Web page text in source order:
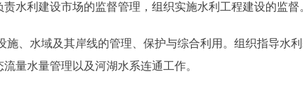
水利建设市场的监督管理，组织实施水利工程建设的监
、水域及其岸线的管理、保护与综合利用。组织指导水
量水量管理以及河湖水系连通工作。